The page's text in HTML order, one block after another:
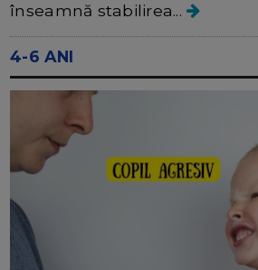
înseamnă stabilirea...
4-6 ANI